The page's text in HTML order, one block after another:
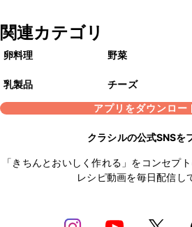
関連カテゴリ
卵料理 野菜
乳製品
チーズ
アプリをダウンロー
クラシルの公式SNSを
「きちんとおいしく作れる」をコンセプ
レシピ動画を毎日配信し